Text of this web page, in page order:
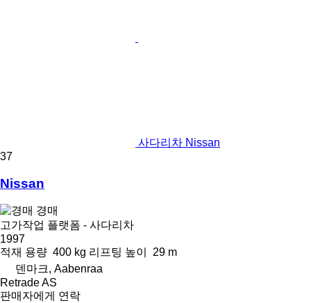
사다리차 Nissan
37
Nissan
경매
고가작업 플랫폼 - 사다리차
1997
적재 용량 400 kg 리프팅 높이
29 m
덴마크, Aabenraa
Retrade AS
판매자에게 연락